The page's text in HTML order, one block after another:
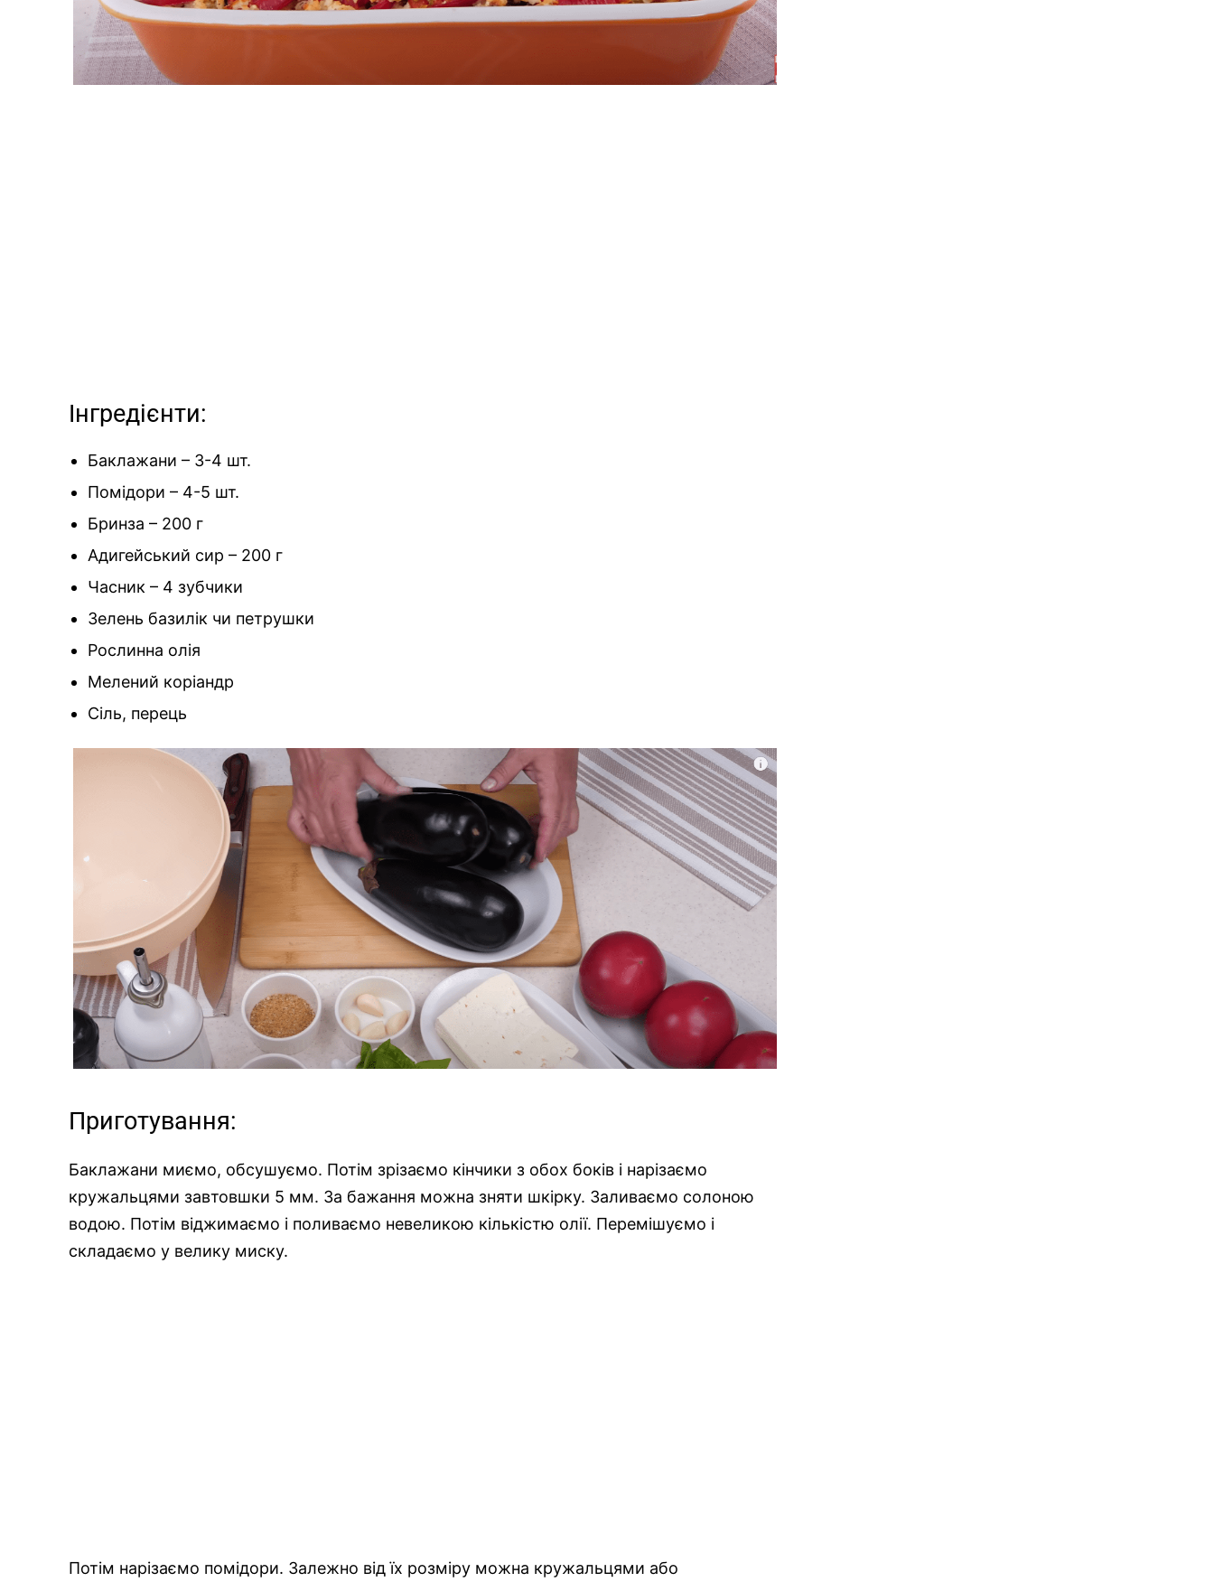
Інгредієнти:
Баклажани – 3-4 шт.
Помідори – 4-5 шт.
Бринза – 200 г
Адигейський сир – 200 г
Часник – 4 зубчики
Зелень базилік чи петрушки
Рослинна олія
Мелений коріандр
Сіль, перець
Приготування:
Баклажани миємо, обсушуємо. Потім зрізаємо кінчики з обох боків і нарізаємо
кружальцями завтовшки 5 мм. За бажання можна зняти шкірку. Заливаємо солоною
водою. Потім віджимаємо і поливаємо невеликою кількістю олії. Перемішуємо і
складаємо у велику миску.
Потім нарізаємо помідори. Залежно від їх розміру можна кружальцями або